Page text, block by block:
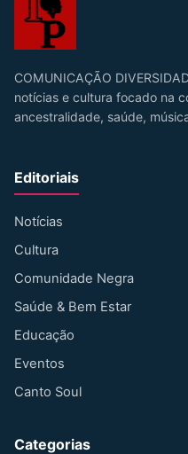
COMUNICAÇÃO
notícias e cultura focado na
ancestralidade, saúde,
Editoriais
Notícias
Cultura
Comunidade Negra
Saúde & Bem Estar
Educação
Eventos
Canto Soul
Categorias